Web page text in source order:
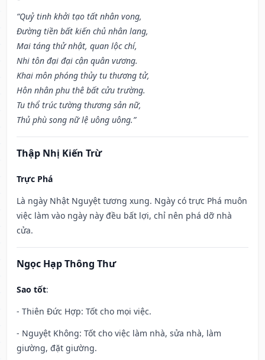
“Quỷ tinh khởi tạo tất nhân vong,
Đường tiền bất kiến chủ nhân lang,
Mai táng thử nhật, quan lộc chí,
Nhi tôn đại đại cận quân vương.
Khai môn phóng thủy tu thương tử,
Hôn nhân phu thê bất cửu trường.
Tu thổ trúc tường thương sản nữ,
Thủ phù song nữ lệ uông uông.”
Thập Nhị Kiến Trừ
Trực Phá
Là ngày Nhật Nguyệt tương xung. Ngày có trực Phá muôn
việc làm vào ngày này đều bất lợi, chỉ nên phá dỡ nhà
cửa.
Ngọc Hạp Thông Thư
Sao tốt:
- Thiên Đức Hợp: Tốt cho mọi việc.
- Nguyệt Không: Tốt cho việc làm nhà, sửa nhà, làm
giường, đặt giường.